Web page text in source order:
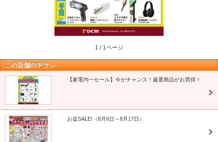
1 / 1ページ
この店舗のチラシ
【家電均一セール】今がチャンス！厳選商品がお買得！
お盆SALE!（8月6日～8月17日）